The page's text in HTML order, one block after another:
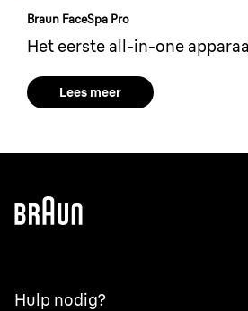
Braun FaceSpa Pro
Het eerste all-in-one
Lees meer
Hulp nodig?